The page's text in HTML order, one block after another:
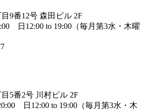
9番12号 森田ビル 2F
日12:00 to 19:00（毎月第3水・木曜
5番2号 川村ビル 2F
日12:00 to 19:00（毎月第3水・木